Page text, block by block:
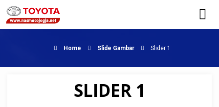
Home Slide Gambar Slider 1
SLIDER 1